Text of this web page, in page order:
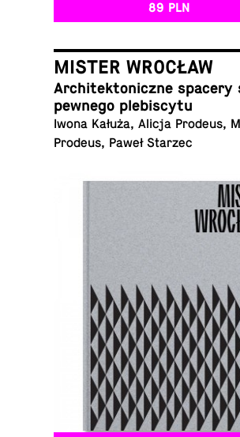
89 PLN
MISTER WROCŁAW
Ar­chi­tek­to­nicz­ne spacery
pewnego plebiscytu
Iwona Kałuża, Alicja Prodeus,
Prodeus, Paweł Starzec